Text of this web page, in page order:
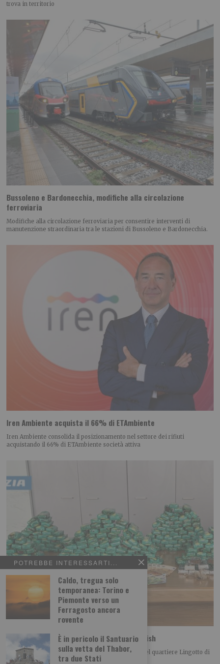
POTREBBE INTERESSARTI...
Caldo, tregua solo
temporanea: Torino e
Piemonte verso un
Ferragosto ancora
rovente
È in pericolo il Santuario
sulla vetta del Thabor,
tra due Stati
trova in territorio
Bussoleno e Bardonecchia, modifiche alla circolazione
ferroviaria
Modifiche alla circolazione ferroviaria per consentire interventi di
manutenzione straordinaria tra le stazioni di Bussoleno e Bardonecchia.
Iren Ambiente acquista il 66% di ETAmbiente
Iren Ambiente consolida il posizionamento nel settore dei rifiuti
acquistando il 66% di ETAmbiente società attiva
Spaccio: la polizia sequestra 33 kg di hashish
La Polizia di Stato ha arrestato, nei giorni scorsi nel quartiere Lingotto di
Torino, un 24enne